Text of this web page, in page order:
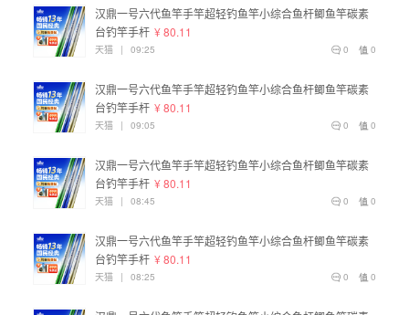
汉鼎一号六代鱼竿手竿超轻钓鱼竿小综合鱼杆鲫鱼竿碳素
台钓竿手杆 ¥ 80.11
0
0
天猫 | 09:25
汉鼎一号六代鱼竿手竿超轻钓鱼竿小综合鱼杆鲫鱼竿碳素
台钓竿手杆 ¥ 80.11
0
0
天猫 | 09:05
汉鼎一号六代鱼竿手竿超轻钓鱼竿小综合鱼杆鲫鱼竿碳素
台钓竿手杆 ¥ 80.11
0
0
天猫 | 08:45
汉鼎一号六代鱼竿手竿超轻钓鱼竿小综合鱼杆鲫鱼竿碳素
台钓竿手杆 ¥ 80.11
0
0
天猫 | 08:25